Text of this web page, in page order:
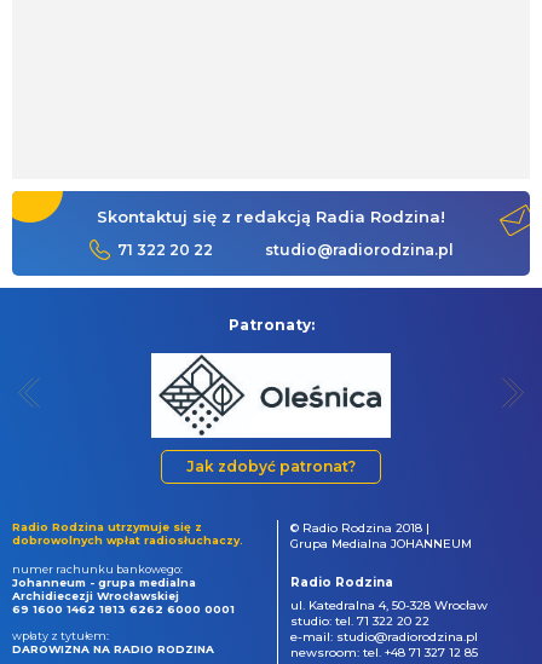
Skontaktuj się z redakcją Radia Rodzina!
71 322 20 22 studio@radiorodzina.pl
Patronaty:
Jak zdobyć patronat?
Radio Rodzina utrzymuje się z
dobrowolnych wpłat radiosłuchaczy.
numer rachunku bankowego:
Johanneum - grupa medialna
Archidiecezji Wrocławskiej
69 1600 1462 1813 6262 6000 0001
wpłaty z tytułem:
DAROWIZNA NA RADIO RODZINA
© Radio Rodzina 2018 |
Grupa Medialna JOHANNEUM
Radio Rodzina
ul. Katedralna 4, 50-328 Wrocław
studio: tel. 71 322 20 22
e-mail: studio@radiorodzina.pl
newsroom: tel. +48 71 327 12 85